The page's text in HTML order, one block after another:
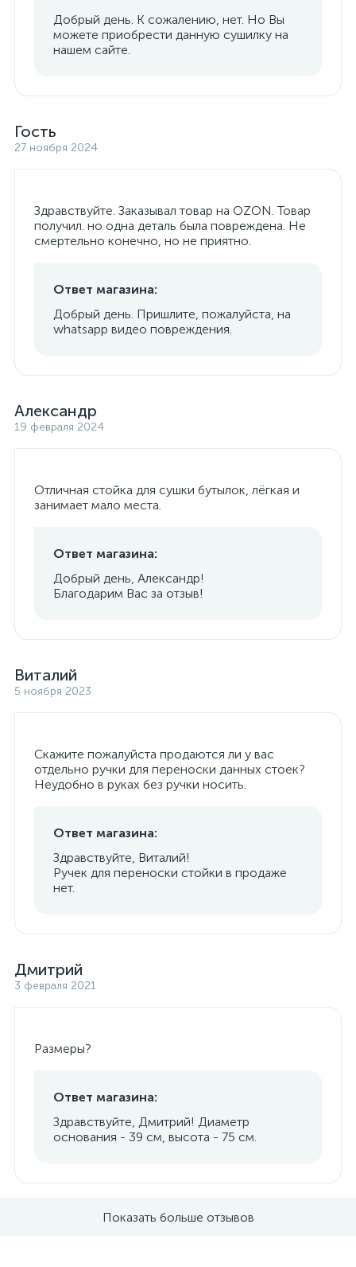
Добрый день. К сожалению, нет. Но Вы
можете приобрести данную сушилку на
нашем сайте.
Гость
27 ноября 2024
Здравствуйте. Заказывал товар на OZON. Товар
получил. но одна деталь была повреждена. Не
смертельно конечно, но не приятно.
Ответ магазина:
Добрый день. Пришлите, пожалуйста, на
whatsapp видео повреждения.
Александр
19 февраля 2024
Отличная стойка для сушки бутылок, лёгкая и
занимает мало места.
Ответ магазина:
Добрый день, Александр!
Благодарим Вас за отзыв!
Виталий
5 ноября 2023
Скажите пожалуйста продаются ли у вас
отдельно ручки для переноски данных стоек?
Неудобно в руках без ручки носить.
Ответ магазина:
Здравствуйте, Виталий!
Ручек для переноски стойки в продаже
нет.
Дмитрий
3 февраля 2021
Размеры?
Ответ магазина:
Здравствуйте, Дмитрий! Диаметр
основания - 39 см, высота - 75 см.
Показать больше отзывов